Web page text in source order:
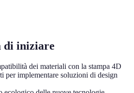
di iniziare
dei materiali con la stampa 4D
per implementare soluzioni di design